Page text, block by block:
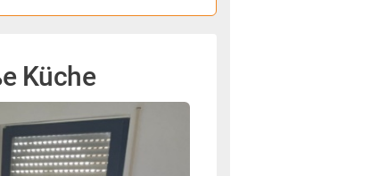
Küche